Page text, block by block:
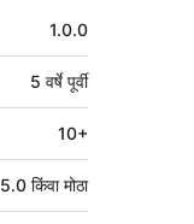
1.0.0
5 वर्षेपूर्वी
10+
5.0 किंवा मोठा